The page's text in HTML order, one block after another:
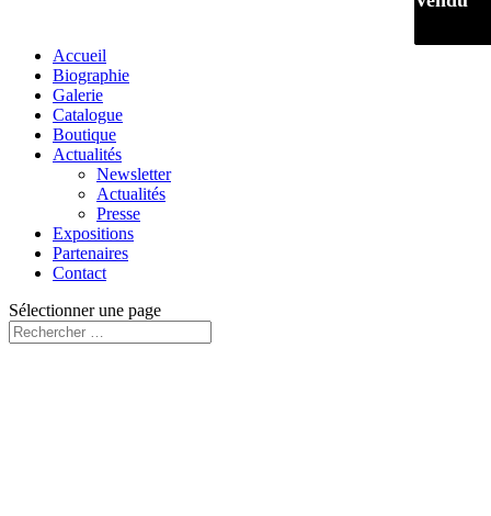
Accueil
Biographie
Galerie
Catalogue
Boutique
Actualités
Newsletter
Actualités
Presse
Expositions
Partenaires
Contact
Sélectionner une page